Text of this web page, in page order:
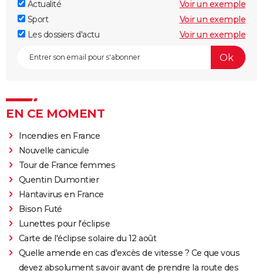
Actualité
Voir un exemple
Sport
Voir un exemple
Les dossiers d'actu
Voir un exemple
EN CE MOMENT
Incendies en France
Nouvelle canicule
Tour de France femmes
Quentin Dumontier
Hantavirus en France
Bison Futé
Lunettes pour l'éclipse
Carte de l'éclipse solaire du 12 août
Quelle amende en cas d'excès de vitesse ? Ce que vous
devez absolument savoir avant de prendre la route des